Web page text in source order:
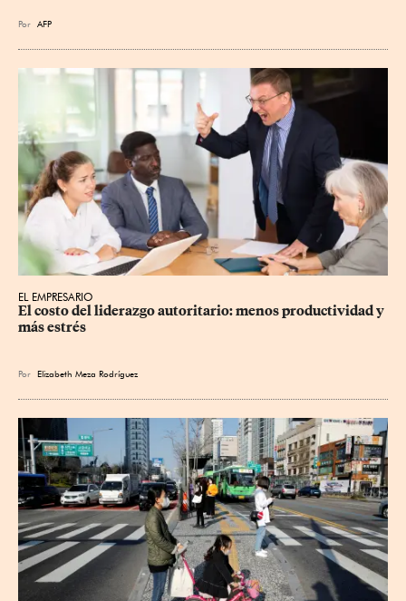
Por AFP
EL EMPRESARIO
El costo del liderazgo autoritario: menos productividad y
más estrés
Por Elizabeth Meza Rodríguez